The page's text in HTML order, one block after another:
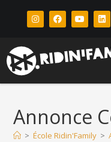
Annonce
> École Ridin'Family >